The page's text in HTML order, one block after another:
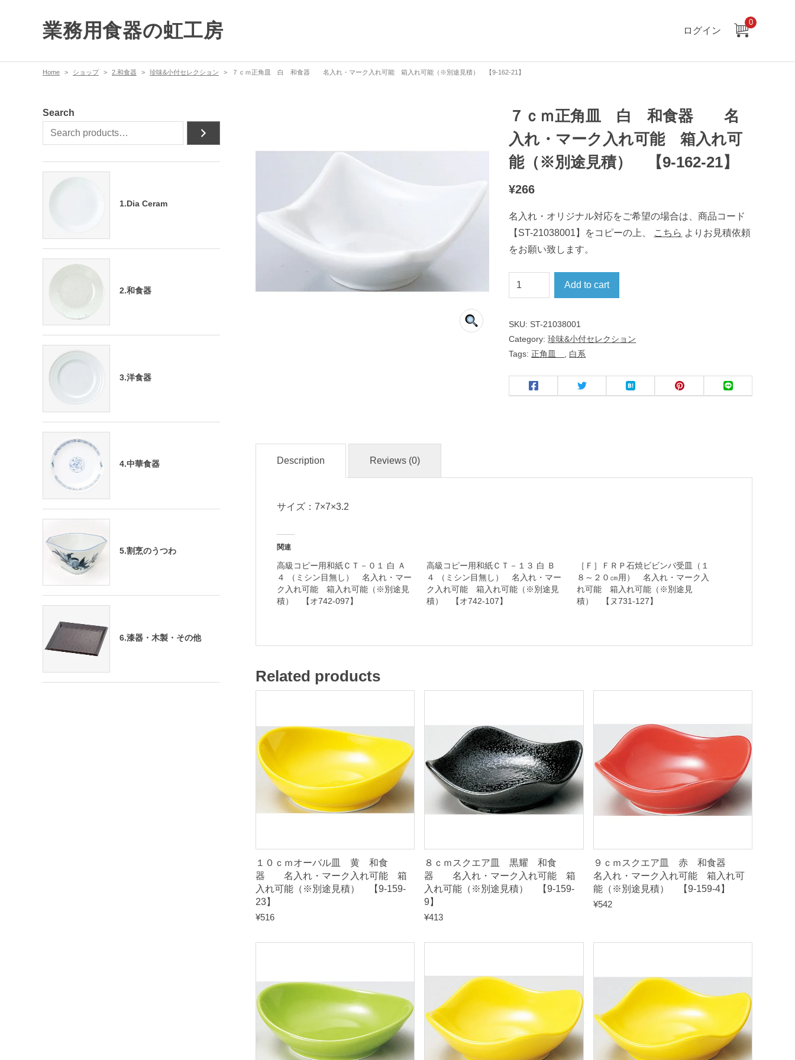
業務用食器の虹工房 ログイン
0
Home ショップ 2.和食器 珍味&小付セレクション ７ｃｍ正角皿 白 和食器 名入れ・マーク入れ可能 箱入れ可能（※別途見積） 【9-162-21】
７ｃｍ正角皿 白 和食器 名
入れ・マーク入れ可能 箱入れ可
能（※別途見積） 【9-162-21】
¥266
名入れ・オリジナル対応をご希望の場合は、商品コード
【ST-21038001】をコピーの上、
こちら よりお見積依頼
をお願い致します。
７
ｃ
正
白
マ
ー
れ
れ
可
能
（
※
見
積
）
9
1
2
-
2
1
Add to cart
SKU: ST-21038001
Category:珍味&小付セレクション
Tags:正角皿 白系
Description Reviews (0)
サイズ：7×7×3.2
関連
高級コピー用和紙ＣＴ－０１ 白 Ａ
４ （ミシン目無し） 名入れ・マー
ク入れ可能 箱入れ可能（※別途見
積） 【オ742-097】
高級コピー用和紙ＣＴ－１３ 白 Ｂ
４ （ミシン目無し） 名入れ・マー
ク入れ可能 箱入れ可能（※別途見
積） 【オ742-107】
［Ｆ］ＦＲＰ石焼ビビンバ受皿（１
８～２０㎝用） 名入れ・マーク入
れ可能 箱入れ可能（※別途見
積） 【ヌ731-127】
Related products
１０ｃｍオーバル皿 黄 和食
器 名入れ・マーク入れ可能 箱
入れ可能（※別途見積） 【9-159-
23】
¥516
８ｃｍスクエア皿 黒耀 和食
器 名入れ・マーク入れ可能 箱
入れ可能（※別途見積） 【9-159-
9】
¥413
９ｃｍスクエア皿 赤 和食器
名入れ・マーク入れ可能 箱入れ可
能（※別途見積） 【9-159-4】
¥542
Search
1.Dia Ceram
2.和食器
3.洋食器
4.中華食器
5.割烹のうつわ
6.漆器・木製・その他